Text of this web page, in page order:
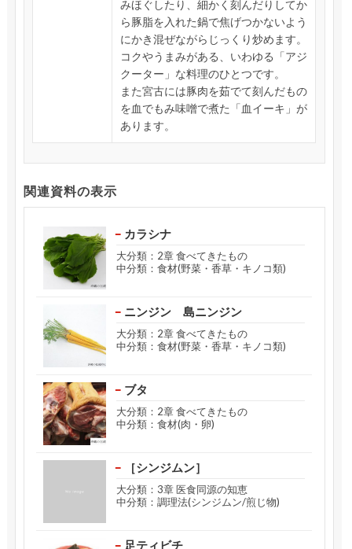
みほぐしたり、細かく刻んだりしてか
ら豚脂を入れた鍋で焦げつかないよう
にかき混ぜながらじっくり炒めます。
コクやうまみがある、いわゆる「アジ
クーター」な料理のひとつです。
また宮古には豚肉を茹でて刻んだもの
を血でもみ味噌で煮た「血イーキ」が
あります。
関連資料の表示
カラシナ
大分類：2章 食べてきたもの
中分類：食材(野菜・香草・キノコ類)
ニンジン 島ニンジン
大分類：2章 食べてきたもの
中分類：食材(野菜・香草・キノコ類)
ブタ
大分類：2章 食べてきたもの
中分類：食材(肉・卵)
［シンジムン］
大分類：3章 医食同源の知恵
中分類：調理法(シンジムン/煎じ物)
足ティビチ